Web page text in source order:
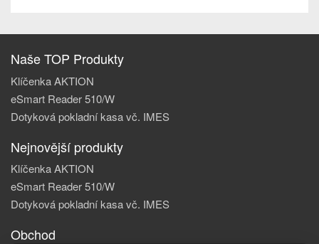
Naše TOP Produkty
Klíčenka AKTION
eSmart Reader 510/W
Dotyková pokladní kasa vč. IMES
Nejnovější produkty
Klíčenka AKTION
eSmart Reader 510/W
Dotyková pokladní kasa vč. IMES
Obchod